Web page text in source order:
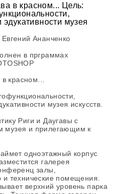
в красном... Цель:
музея
Ананченко
в прграммах
красном...
музея искусств.
Риги и Даугавы с
музея и прилегающим к
одноэтажный корпус
галерея
залы,
и технические помещения.
верхний уровень парка